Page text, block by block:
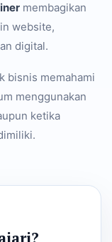
membagikan
website,
digital.
bisnis memahami
menggunakan
ketika